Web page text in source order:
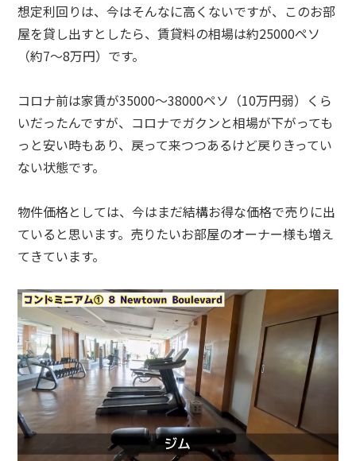
想定利回りは、今はそんなに高くないですが、このお部
屋を貸し出すとしたら、賃貸料の相場は約25000ペソ
（約7〜8万円）です。
コロナ前は家賃が35000〜38000ペソ（10万円弱）くら
いだったんですが、コロナでガクンと相場が下がっても
っと安い時もあり、戻って来つつあるけど戻りきってい
ない状態です。
物件価格としては、今はまだ結構お得な価格で売りに出
ていると思います。売りたいお部屋のオーナー様も増え
てきています。